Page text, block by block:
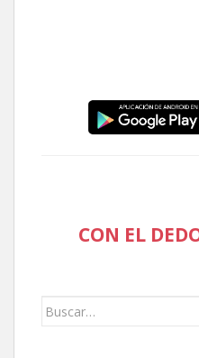
CON EL
Buscar: